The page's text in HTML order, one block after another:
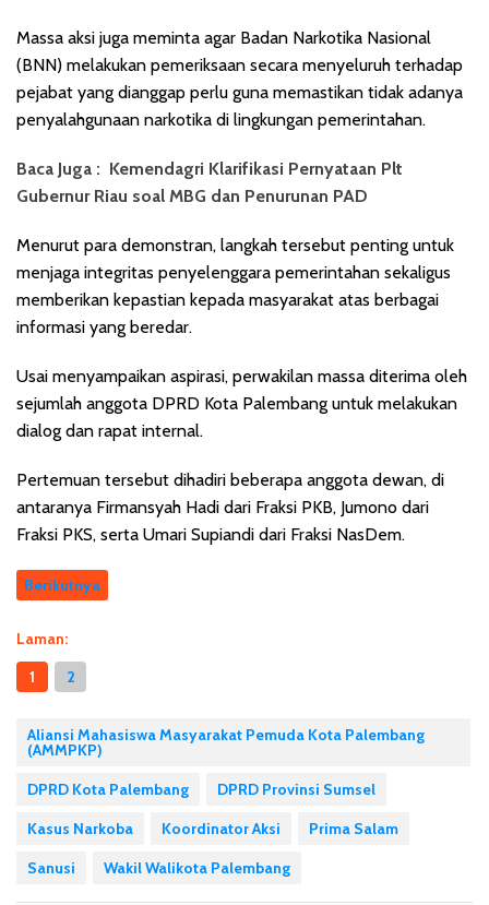
Massa aksi juga meminta agar Badan Narkotika Nasional
(BNN) melakukan pemeriksaan secara menyeluruh terhadap
pejabat yang dianggap perlu guna memastikan tidak adanya
penyalahgunaan narkotika di lingkungan pemerintahan.
Baca Juga : Kemendagri Klarifikasi Pernyataan Plt
Gubernur Riau soal MBG dan Penurunan PAD
Menurut para demonstran, langkah tersebut penting untuk
menjaga integritas penyelenggara pemerintahan sekaligus
memberikan kepastian kepada masyarakat atas berbagai
informasi yang beredar.
Usai menyampaikan aspirasi, perwakilan massa diterima oleh
sejumlah anggota DPRD Kota Palembang untuk melakukan
dialog dan rapat internal.
Pertemuan tersebut dihadiri beberapa anggota dewan, di
antaranya Firmansyah Hadi dari Fraksi PKB, Jumono dari
Fraksi PKS, serta Umari Supiandi dari Fraksi NasDem.
Berikutnya
Laman:
1
2
Aliansi Mahasiswa Masyarakat Pemuda Kota Palembang
(AMMPKP)
DPRD Kota Palembang
DPRD Provinsi Sumsel
Kasus Narkoba
Koordinator Aksi
Prima Salam
Sanusi
Wakil Walikota Palembang